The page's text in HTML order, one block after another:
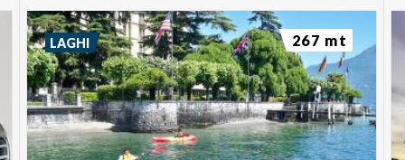
LAGHI 267 mt